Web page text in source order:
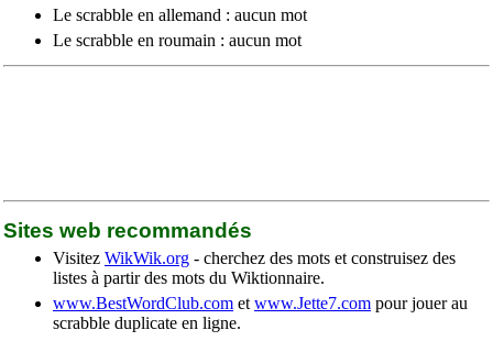
Le scrabble en allemand : aucun mot
Le scrabble en roumain : aucun mot
Sites web recommandés
Visitez WikWik.org - cherchez des mots et construisez des
listes à partir des mots du Wiktionnaire.
www.BestWordClub.com et www.Jette7.com pour jouer au
scrabble duplicate en ligne.